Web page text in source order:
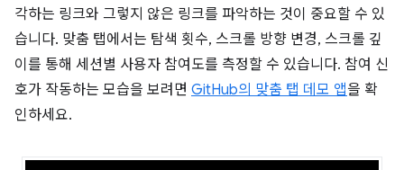
각하는 링크와 그렇지 않은 링크를 파악하는 것이 중요할 수 있
습니다. 맞춤 탭에서는 탐색 횟수, 스크롤 방향 변경, 스크롤 깊
이를 통해 세션별 사용자 참여도를 측정할 수 있습니다. 참여 신
호가 작동하는 모습을 보려면 GitHub의 맞춤 탭 데모 앱을 확
인하세요.